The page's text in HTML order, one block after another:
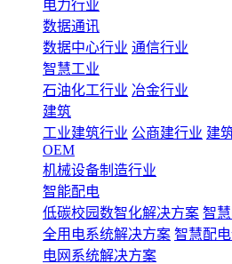
电力行业
数据通讯
数据中心行业 通信行业
智慧工业
石油化工行业 冶金行业
建筑
工业建筑行业 公商建行业 建
OEM
机械设备制造行业
智能配电
低碳校园数智化解决方案 智
全用电系统解决方案 智慧配
电网系统解决方案